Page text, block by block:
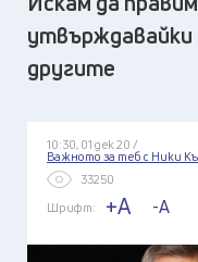
утвърждавайки
другите
10:30, 01 дек 20 /
Важното за теб с Ники
33250
Шрифт:
+A -A